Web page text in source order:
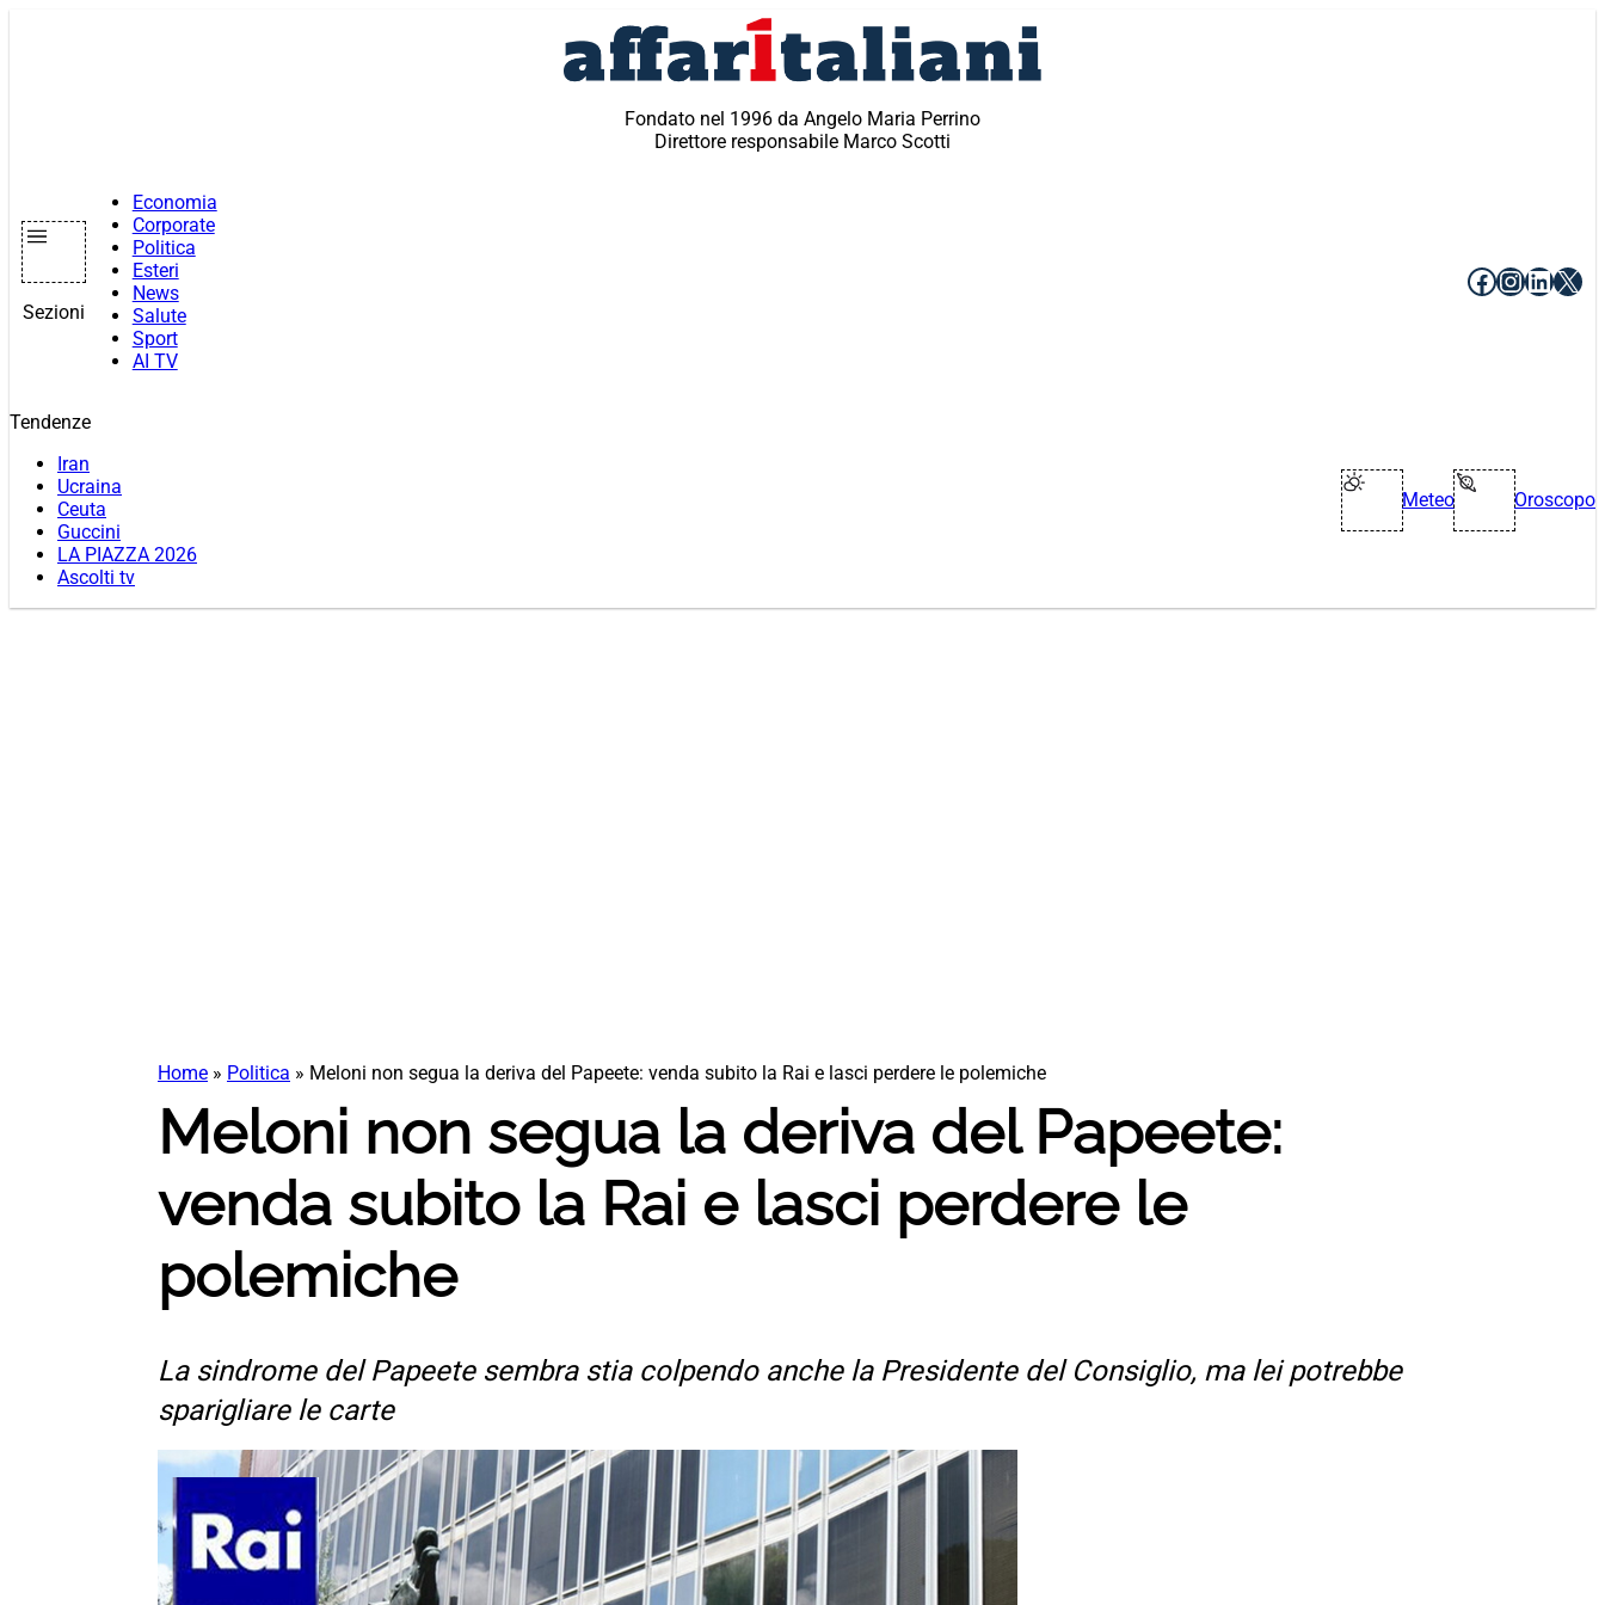
Fondato nel 1996 da Angelo Maria Perrino
Direttore responsabile Marco Scotti
Sezioni
Economia
Corporate
Politica
Esteri
News
Salute
Sport
AI TV
Facebook
X
Tendenze
Iran
Ucraina
Ceuta
Guccini
LA PIAZZA 2026
Ascolti tv
Meteo Oroscopo
Home » Politica » Meloni non segua la deriva del Papeete: venda subito la Rai e lasci perdere le polemiche
Meloni non segua la deriva del Papeete:
venda subito la Rai e lasci perdere le
polemiche
La sindrome del Papeete sembra stia colpendo anche la Presidente del Consiglio, ma lei potrebbe
sparigliare le carte